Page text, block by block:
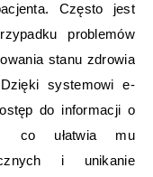
Często jest
problemów
stanu zdrowia
systemowi e-
do informacji o
co ułatwia mu
i unikanie